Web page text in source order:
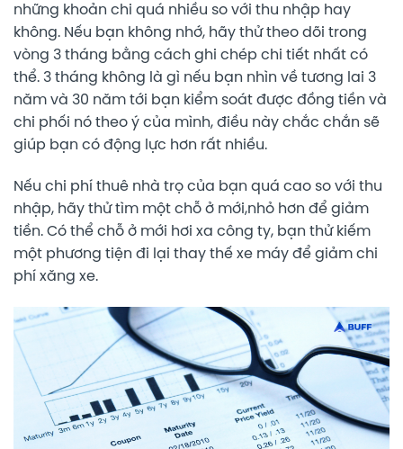
những khoản chi quá nhiều so với thu nhập hay
không. Nếu bạn không nhớ, hãy thử theo dõi trong
vòng 3 tháng bằng cách ghi chép chi tiết nhất có
thể. 3 tháng không là gì nếu bạn nhìn về tương lai 3
năm và 30 năm tới bạn kiểm soát được đồng tiền và
chi phối nó theo ý của mình, điều này chắc chắn sẽ
giúp bạn có động lực hơn rất nhiều.
Nếu chi phí thuê nhà trọ của bạn quá cao so với thu
nhập, hãy thử tìm một chỗ ở mới,nhỏ hơn để giảm
tiền. Có thể chỗ ở mới hơi xa công ty, bạn thử kiếm
một phương tiện đi lại thay thế xe máy để giảm chi
phí xăng xe.